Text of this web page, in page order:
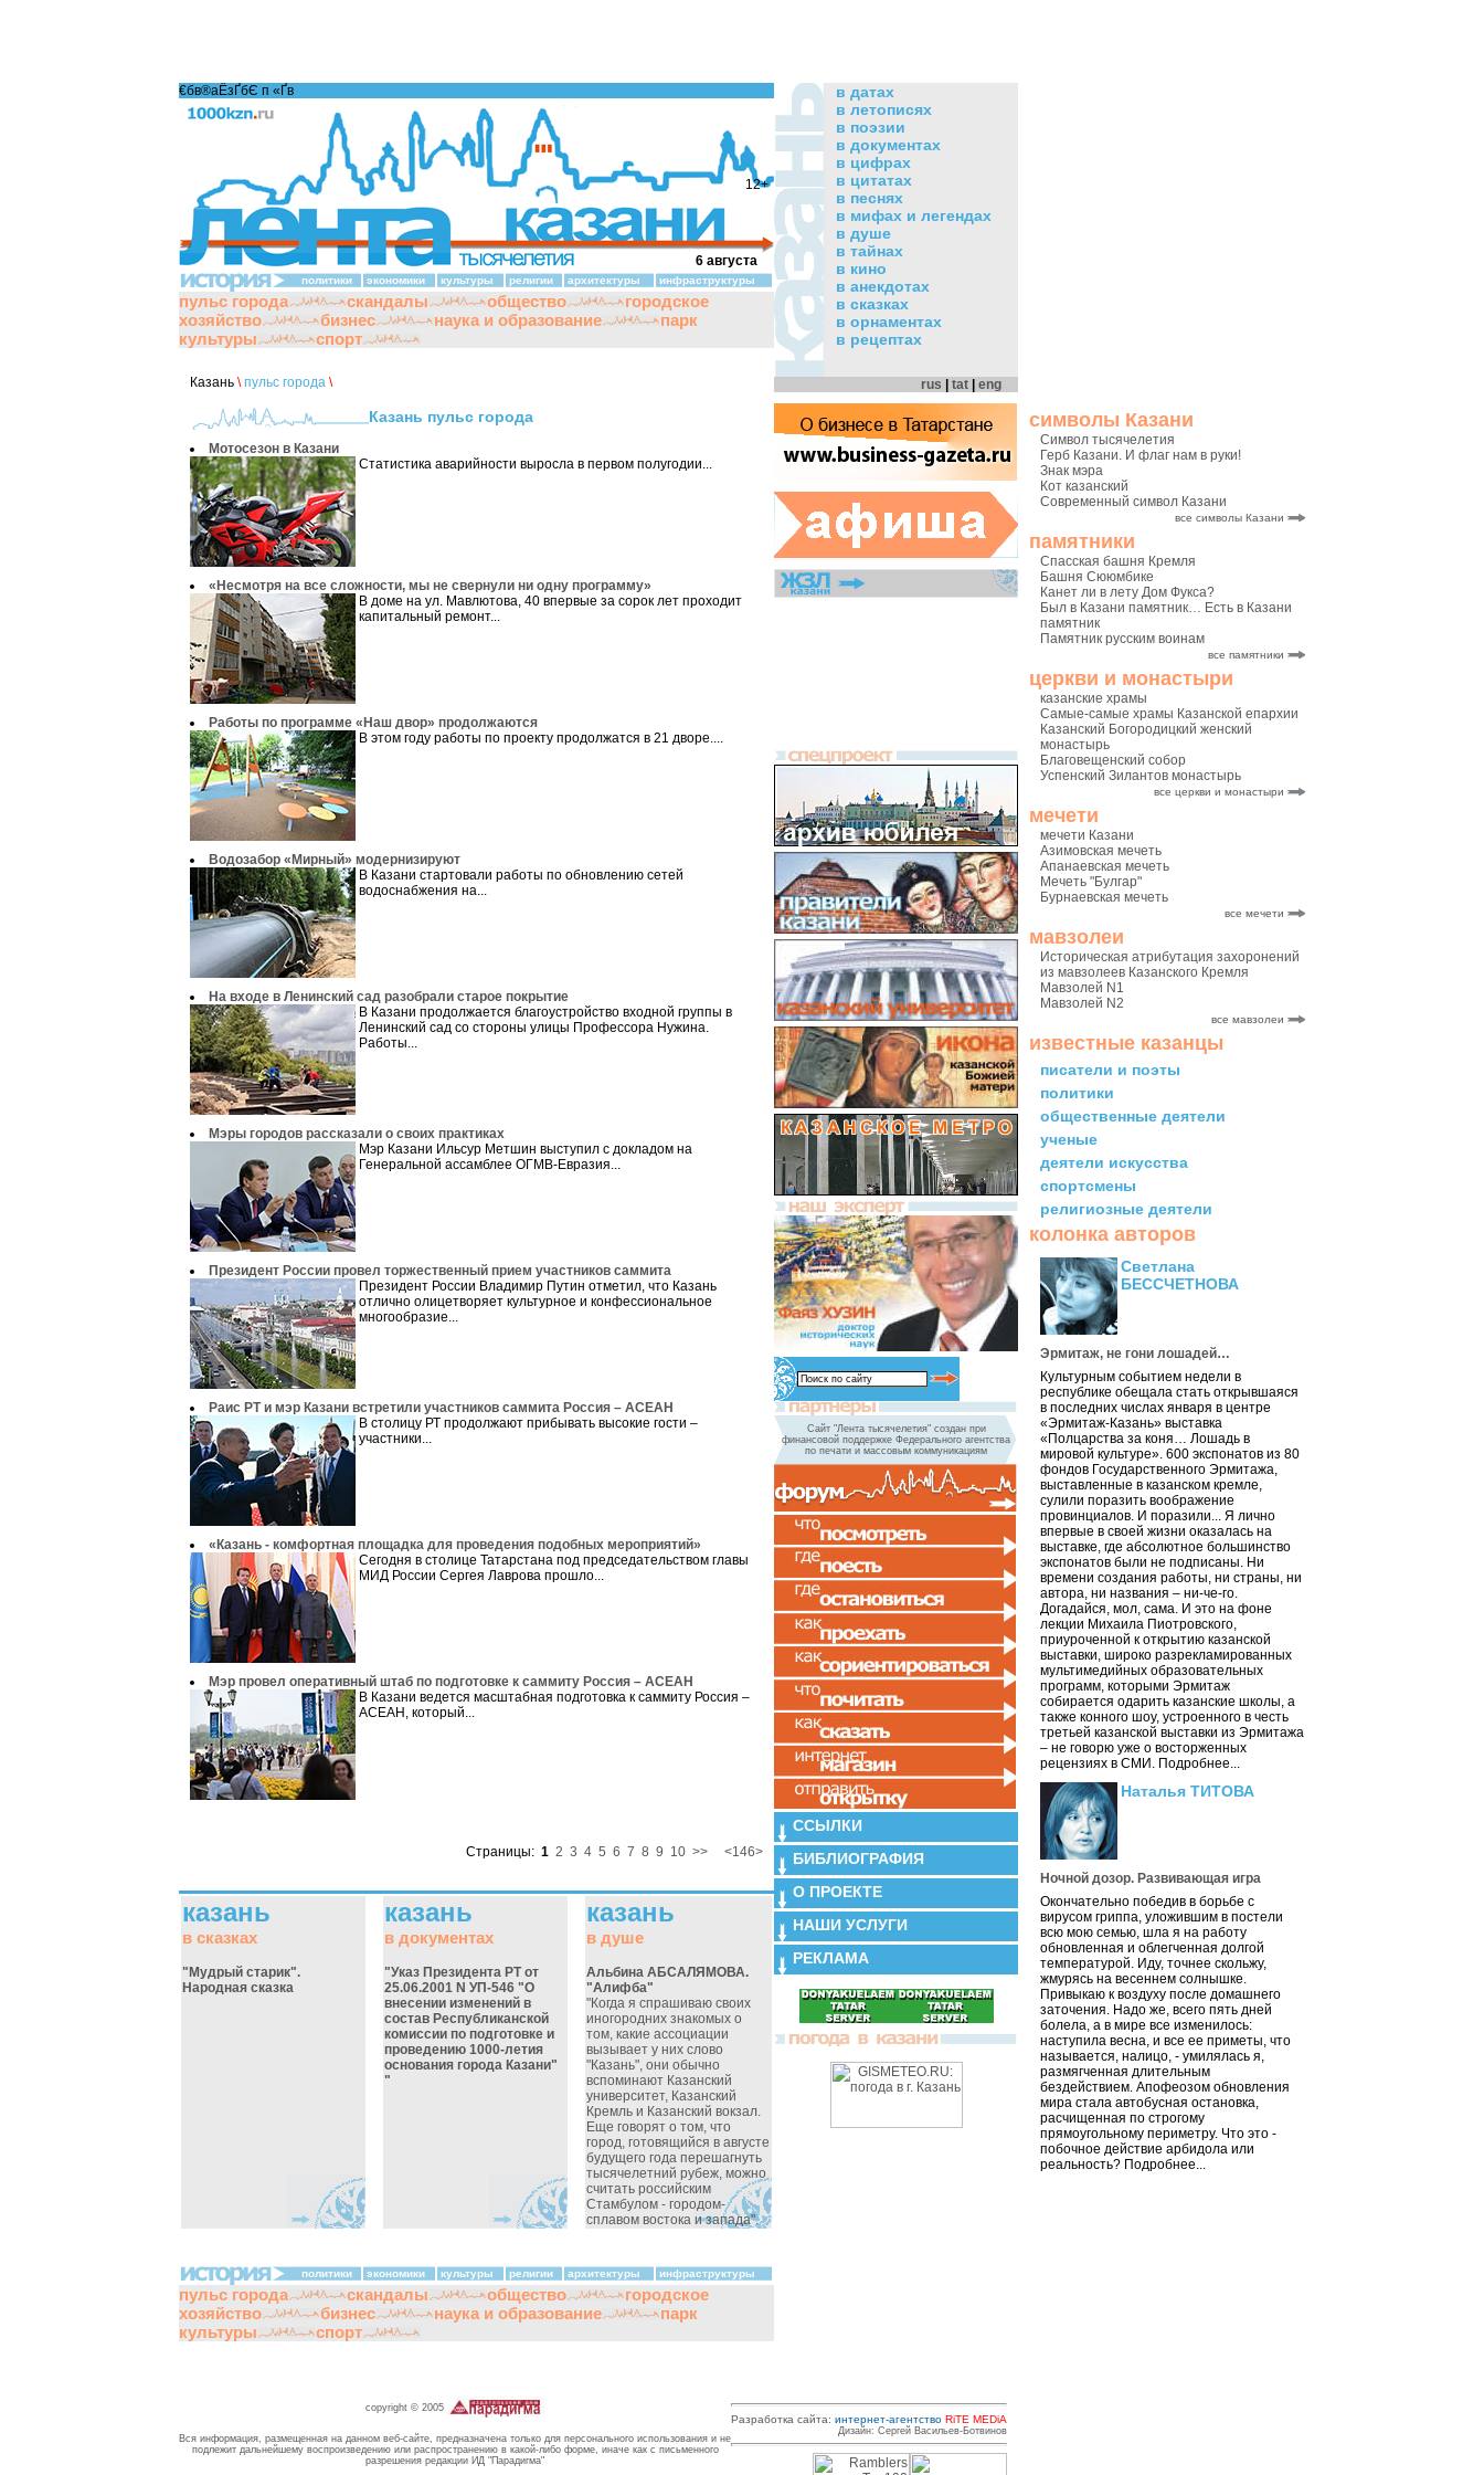
символы Казани
Символ тысячелетия
Герб Казани. И флаг нам в руки!
Знак мэра
Кот казанский
Современный символ Казани
все символы Казани
памятники
Спасская башня Кремля
Башня Сююмбике
Канет ли в лету Дом Фукса?
Был в Казани памятник… Есть в Казани
памятник
Памятник русским воинам
все памятники
церкви и монастыри
казанские храмы
Самые-самые храмы Казанской епархии
Казанский Богородицкий женский
монастырь
Благовещенский собор
Успенский Зилантов монастырь
все церкви и монастыри
мечети
мечети Казани
Азимовская мечеть
Апанаевская мечеть
Мечеть "Булгар"
Бурнаевская мечеть
все мечети
мавзолеи
Историческая атрибутация захоронений
из мавзолеев Казанского Кремля
Мавзолей N1
Мавзолей N2
все мавзолеи
известные казанцы
писатели и поэты
политики
общественные деятели
ученые
деятели искусства
спортсмены
религиозные деятели
колонка авторов
Светлана
БЕССЧЕТНОВА
Эрмитаж, не гони лошадей…
Культурным событием недели в
республике обещала стать открывшаяся
в последних числах января в центре
«Эрмитаж-Казань» выставка
«Полцарства за коня… Лошадь в
мировой культуре». 600 экспонатов из 80
фондов Государственного Эрмитажа,
выставленные в казанском кремле,
сулили поразить воображение
провинциалов. И поразили... Я лично
впервые в своей жизни оказалась на
выставке, где абсолютное большинство
экспонатов были не подписаны. Ни
времени создания работы, ни страны, ни
автора, ни названия – ни-че-го.
Догадайся, мол, сама. И это на фоне
лекции Михаила Пиотровского,
приуроченной к открытию казанской
выставки, широко разрекламированных
мультимедийных образовательных
программ, которыми Эрмитаж
собирается одарить казанские школы, а
также конного шоу, устроенного в честь
третьей казанской выставки из Эрмитажа
– не говорю уже о восторженных
рецензиях в СМИ. Подробнее...
Наталья ТИТОВА
Ночной дозор. Развивающая игра
Окончательно победив в борьбе с
вирусом гриппа, уложившим в постели
всю мою семью, шла я на работу
обновленная и облегченная долгой
температурой. Иду, точнее скольжу,
жмурясь на весеннем солнышке.
Привыкаю к воздуху после домашнего
заточения. Надо же, всего пять дней
болела, а в мире все изменилось:
наступила весна, и все ее приметы, что
называется, налицо, - умилялась я,
размягченная длительным
бездействием. Апофеозом обновления
мира стала автобусная остановка,
расчищенная по строгому
прямоугольному периметру. Что это -
побочное действие арбидола или
реальность? Подробнее...
12+
€бв®аЁзҐбЄ п «Ґ­в
6 августа
политики экономики культуры религии архитектуры инфраструктуры
пульс города скандалы общество
городское
хозяйство
бизнес наука и образование
парк
культуры
спорт
Казань \ пульс города \
Казань пульс города
Мотосезон в Казани
Статистика аварийности выросла в первом полугодии...
«Несмотря на все сложности, мы не свернули ни одну программу»
В доме на ул. Мавлютова, 40 впервые за сорок лет проходит
капитальный ремонт...
Работы по программе «Наш двор» продолжаются
В этом году работы по проекту продолжатся в 21 дворе....
Водозабор «Мирный» модернизируют
В Казани стартовали работы по обновлению сетей
водоснабжения на...
На входе в Ленинский сад разобрали старое покрытие
В Казани продолжается благоустройство входной группы в
Ленинский сад со стороны улицы Профессора Нужина.
Работы...
Мэры городов рассказали о своих практиках
Мэр Казани Ильсур Метшин выступил с докладом на
Генеральной ассамблее ОГМВ-Евразия...
Президент России провел торжественный прием участников саммита
Президент России Владимир Путин отметил, что Казань
отлично олицетворяет культурное и конфессиональное
многообразие...
Раис РТ и мэр Казани встретили участников саммита Россия – АСЕАН
В столицу РТ продолжают прибывать высокие гости –
участники...
«Казань - комфортная площадка для проведения подобных мероприятий»
Сегодня в столице Татарстана под председательством главы
МИД России Сергея Лаврова прошло...
Мэр провел оперативный штаб по подготовке к саммиту Россия – АСЕАН
В Казани ведется масштабная подготовка к саммиту Россия –
АСЕАН, который...
Страницы: 1 2 3 4 5 6 7 8 9 10 >> <146>
казань
в сказках
"Мудрый старик".
Народная сказка
казань
в документах
"Указ Президента РТ от
25.06.2001 N УП-546 "О
внесении изменений в
состав Республиканской
комиссии по подготовке и
проведению 1000-летия
основания города Казани"
"
казань
в душе
Альбина АБСАЛЯМОВА.
"Алифба"
"Когда я спрашиваю своих
иногородних знакомых о
том, какие ассоциации
вызывает у них слово
"Казань", они обычно
вспоминают Казанский
университет, Казанский
Кремль и Казанский вокзал.
Еще говорят о том, что
город, готовящийся в августе
будущего года перешагнуть
тысячелетний рубеж, можно
считать российским
Стамбулом - городом-
сплавом востока и запада".
политики экономики культуры религии архитектуры инфраструктуры
пульс города скандалы общество
городское
хозяйство
бизнес наука и образование
парк
культуры
спорт
в датах
в летописях
в поэзии
в документах
в цифрах
в цитатах
в песнях
в мифах и легендах
в душе
в тайнах
в кино
в анекдотах
в сказках
в орнаментах
в рецептах
rus tat eng
Сайт "Лента тысячелетия" создан при
финансовой поддержке Федерального агентства
по печати и массовым коммуникациям
ССЫЛКИ
БИБЛИОГРАФИЯ
О ПРОЕКТЕ
НАШИ УСЛУГИ
РЕКЛАМА
copyright © 2005
Вся информация, размещенная на данном веб-сайте, предназначена только для персонального использования и не
подлежит дальнейшему воспроизведению или распространению в какой-либо форме, иначе как с письменного
разрешения редакции ИД "Парадигма"
Разработка сайта: интернет-агентство RiTE MEDiA
Дизайн: Сергей Васильев-Ботвинов